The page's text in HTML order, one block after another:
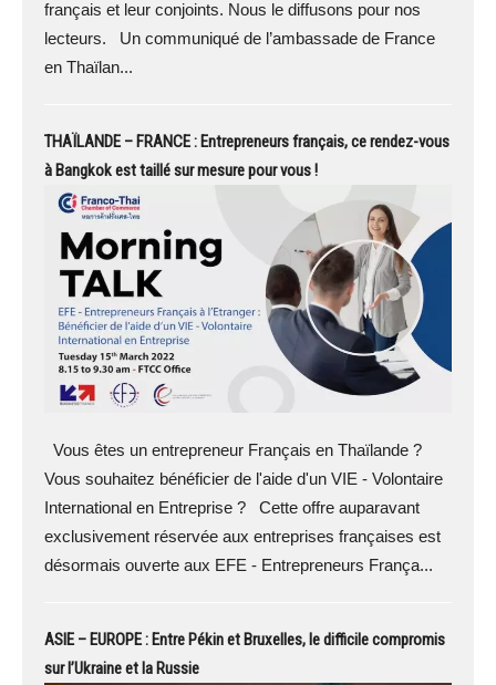
français et leur conjoints. Nous le diffusons pour nos
lecteurs. Un communiqué de l’ambassade de France
en Thaïlan...
THAÏLANDE – FRANCE : Entrepreneurs français, ce rendez-vous
à Bangkok est taillé sur mesure pour vous !
Vous êtes un entrepreneur Français en Thaïlande ?
Vous souhaitez bénéficier de l'aide d'un VIE - Volontaire
International en Entreprise ? Cette offre auparavant
exclusivement réservée aux entreprises françaises est
désormais ouverte aux EFE - Entrepreneurs França...
ASIE – EUROPE : Entre Pékin et Bruxelles, le difficile compromis
sur l’Ukraine et la Russie